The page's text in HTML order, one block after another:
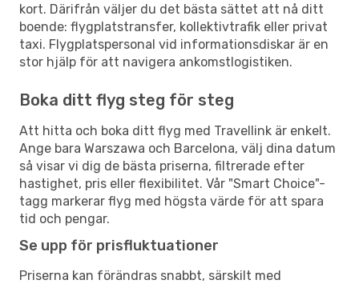
kort. Därifrån väljer du det bästa sättet att nå ditt
boende: flygplatstransfer, kollektivtrafik eller privat
taxi. Flygplatspersonal vid informationsdiskar är en
stor hjälp för att navigera ankomstlogistiken.
Boka ditt flyg steg för steg
Att hitta och boka ditt flyg med Travellink är enkelt.
Ange bara Warszawa och Barcelona, välj dina datum
så visar vi dig de bästa priserna, filtrerade efter
hastighet, pris eller flexibilitet. Vår "Smart Choice"-
tagg markerar flyg med högsta värde för att spara
tid och pengar.
Se upp för prisfluktuationer
Priserna kan förändras snabbt, särskilt med